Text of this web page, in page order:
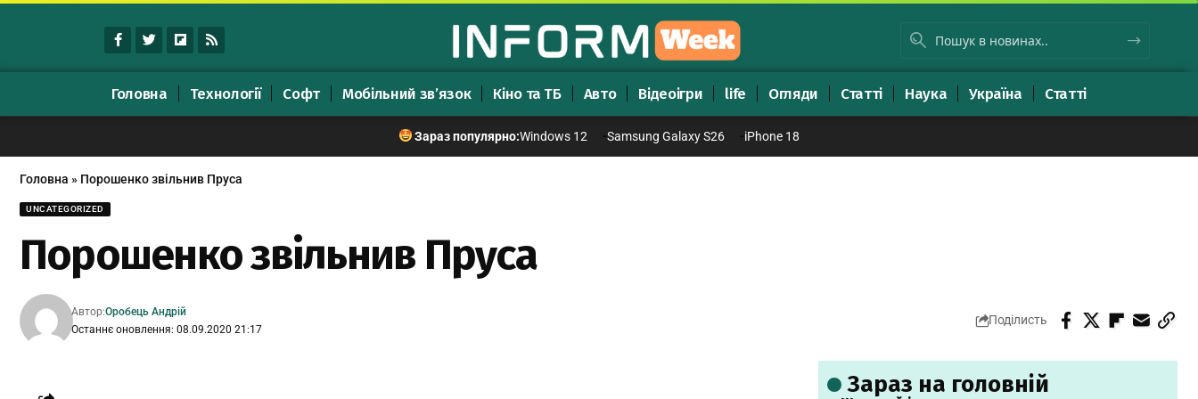
Головна Технології Софт Мобільний зв’язок Кіно та ТБ Авто Відеоігри life Огляди Статті Наука Україна Статті
Зараз популярно:Windows 12 Samsung Galaxy S26 iPhone 18
Головна » Порошенко звільнив Пруса
UNCATEGORIZED
Порошенко звільнив Пруса
Останнє оновлення: 08.09.2020 21:17
Автор:Оробець Андрій
Поділисть
Зараз на головній